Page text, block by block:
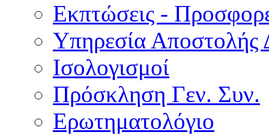
Εκπτώσεις -
Υπηρεσία Αποστολής
Ισολογισμοί
Πρόσκληση Γεν. Συν.
Ερωτηματολόγιο